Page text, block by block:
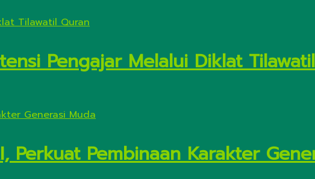
Pengajar Melalui Diklat
Perkuat Pembinaan Karakter